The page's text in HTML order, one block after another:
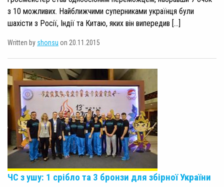
з 10 можливих. Найближчими суперниками українця були
шахісти з Росії, Індії та Китаю, яких він випередив […]
Written by shonsu on 20.11.2015
ЧС з ушу: 1 срібло та 3 бронзи для збірної України